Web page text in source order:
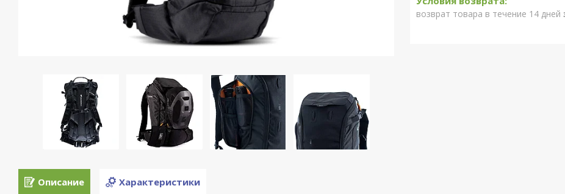
возврат товара в течение 14 дней
Описание Характеристики